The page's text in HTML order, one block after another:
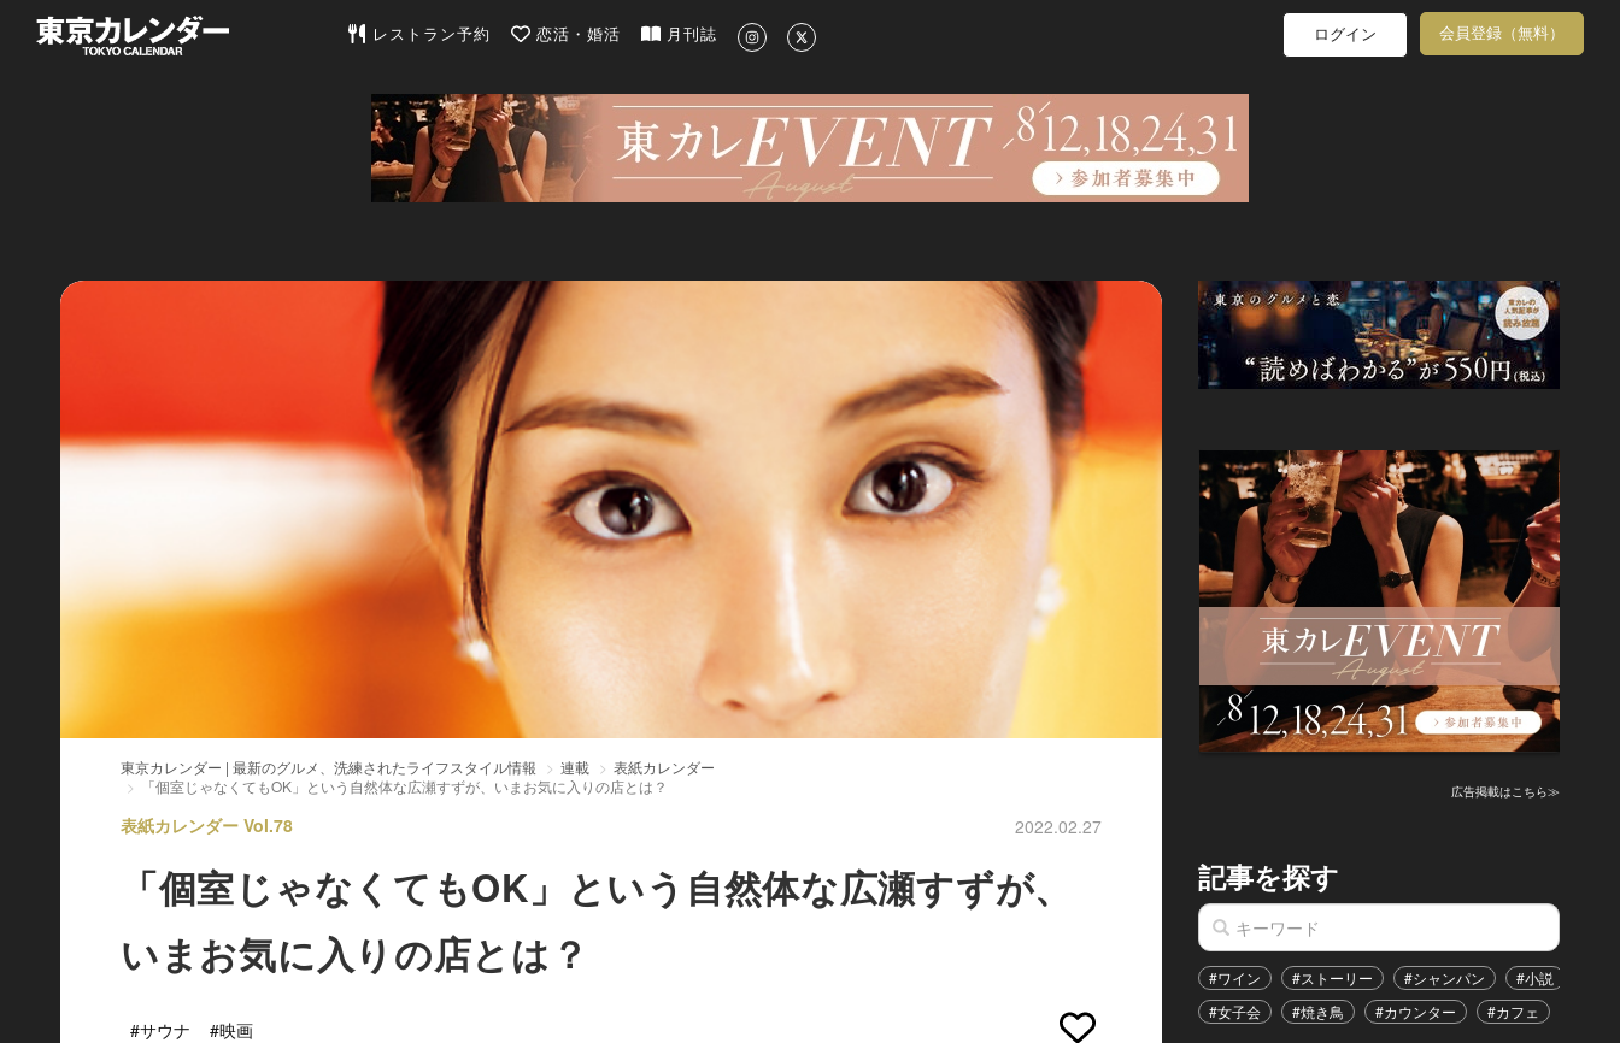
東京カレンダー | 最新のグルメ、洗練されたライフスタイル情報
レストラン予約 恋活・婚活 月刊誌 ログイン 会員登録（無料）
東京カレンダー | 最新のグルメ、洗練されたライフスタイル情報 連載
表紙カレンダー
「個室じゃなくてもOK」という自然体な広瀬すずが、いまお気に入りの店とは？
表紙カレンダー Vol.78 2022.02.27
「個室じゃなくてもOK」という自然体な広瀬すずが、
いまお気に入りの店とは？
#サウナ #映画
広告掲載はこちら≫
記事を探す
#ワイン #ストーリー #シャンパン #小説
#女子会
#焼き鳥 #カウンター #カフェ